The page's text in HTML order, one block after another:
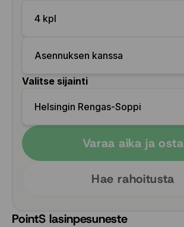
4 kpl
Asennuksen kanssa
Valitse sijainti
Helsingin Rengas-Soppi
Varaa aika ja osta
Hae rahoitusta
PointS lasinpesuneste